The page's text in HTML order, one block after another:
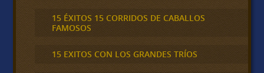
15 ÉXITOS 15 CORRIDOS DE CABALLOS
FAMOSOS
15 EXITOS CON LOS GRANDES TRÍOS